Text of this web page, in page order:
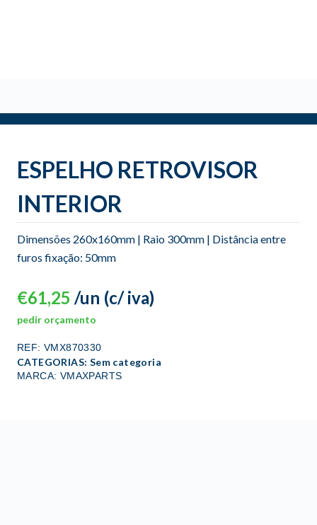
ESPELHO RETROVISOR
INTERIOR
Dimensões 260x160mm | Raio 300mm | Distância entre
furos fixação: 50mm
€61,25 (c/ iva)
/un
pedir orçamento
REF: VMX870330
CATEGORIAS: Sem categoria
MARCA: VMAXPARTS